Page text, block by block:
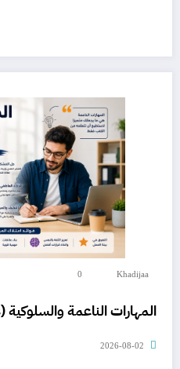
Khadijaa
0
المهارات الناعمة والسلوكية (Soft Skills)
2026-08-02